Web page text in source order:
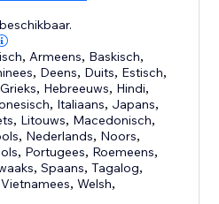
, Armeens, Baskisch,
, Deens, Duits, Estisch,
Grieks, Hebreeuws, Hindi,
, Italiaans, Japans,
, Litouws, Macedonisch,
, Nederlands, Noors,
, Portugees, Roemeens,
,Spaans,Tagalog,
Vietnamees,Welsh,